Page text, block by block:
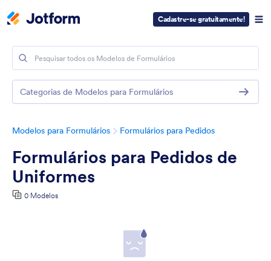
Cadastre-se gratuitamente!
Modelos para Formulários Formulários para Pedidos
Formulários para Pedidos de
Uniformes
0 Modelos
Categorias de Modelos para Formulários